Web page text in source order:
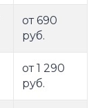
от 690
руб.
от 1 290
руб.